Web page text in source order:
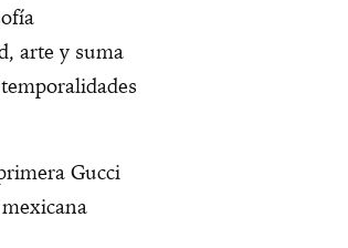
arte y suma
Gucci